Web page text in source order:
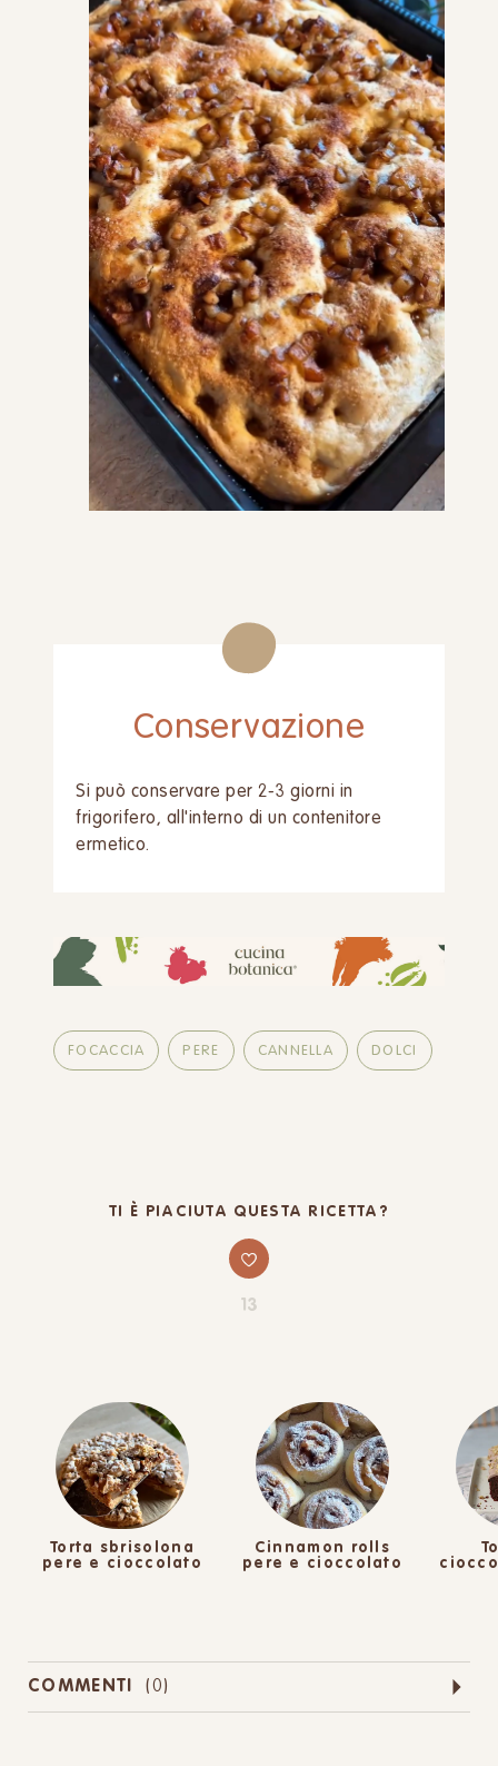
Conservazione
Si può conservare per 2-3 giorni in
frigorifero, all'interno di un contenitore
ermetico.
FOCACCIA PERE CANNELLA DOLCI
TI È PIACIUTA QUESTA RICETTA?
13
Torta sbrisolona
pere e cioccolato
Cinnamon rolls
pere e cioccolato
COMMENTI (0)